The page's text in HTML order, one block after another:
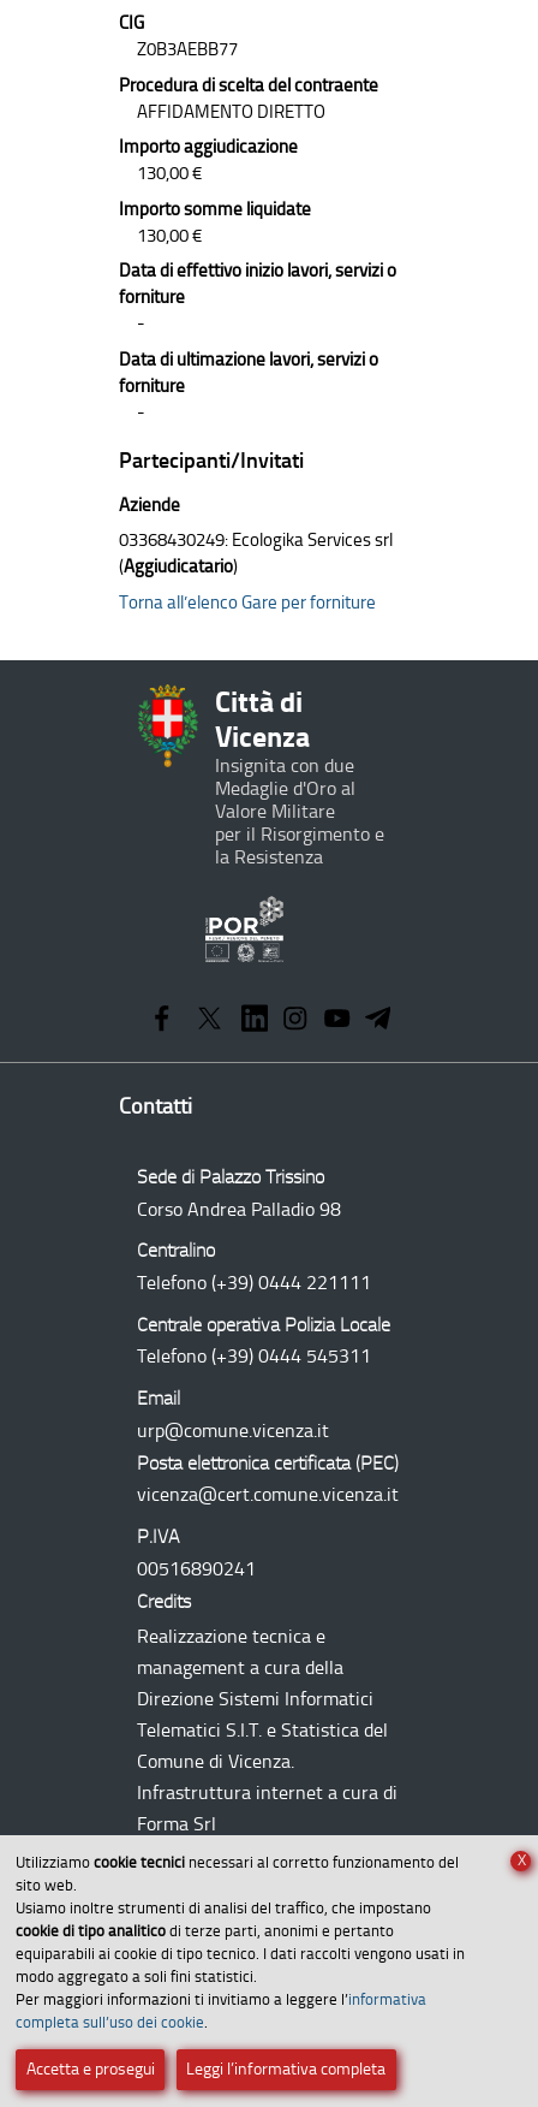
Utilizziamo cookie tecnici necessari al corretto funzionamento del
sito web.
Usiamo inoltre strumenti di analisi del traffico, che impostano
cookie di tipo analitico di terze parti, anonimi e pertanto
equiparabili ai cookie di tipo tecnico. I dati raccolti vengono usati in
modo aggregato a soli fini statistici.
Per maggiori informazioni ti invitiamo a leggere l’informativa
completa sull’uso dei cookie
Accetta e prosegui Leggi l’informativa completa
X
CIG
Z0B3AEBB77
Procedura di scelta del contraente
AFFIDAMENTO DIRETTO
Importo aggiudicazione
130,00 €
Importo somme liquidate
130,00 €
Data di effettivo inizio lavori, servizi o
forniture
-
Data di ultimazione lavori, servizi o
forniture
-
Partecipanti/Invitati
Aziende
03368430249: Ecologika Services srl
(Aggiudicatario)
Torna all’elenco Gare per forniture
Città di
Vicenza
Insignita con due
Medaglie d'Oro al
Valore Militare
per il Risorgimento e
la Resistenza
Operativo
Regionale
Contatti
Sede di Palazzo Trissino
Corso Andrea Palladio 98
Centralino
Telefono (+39) 0444 221111
Centrale operativa Polizia Locale
Telefono (+39) 0444 545311
Email
urp@comune.vicenza.it
Posta elettronica certificata (PEC)
vicenza@cert.comune.vicenza.it
P.IVA
00516890241
Credits
Realizzazione tecnica e
management a cura della
Direzione Sistemi Informatici
Telematici S.I.T. e Statistica del
Comune di Vicenza.
Infrastruttura internet a cura di
Forma Srl
Amministrazione trasparente
Dichiarazione di accessibilità